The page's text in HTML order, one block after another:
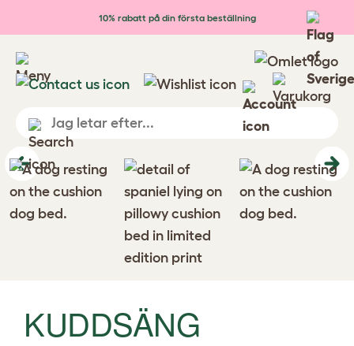
Hoppa till huvudinnehåll
10% rabatt på din första beställning
Previous
KUDDSÄNG